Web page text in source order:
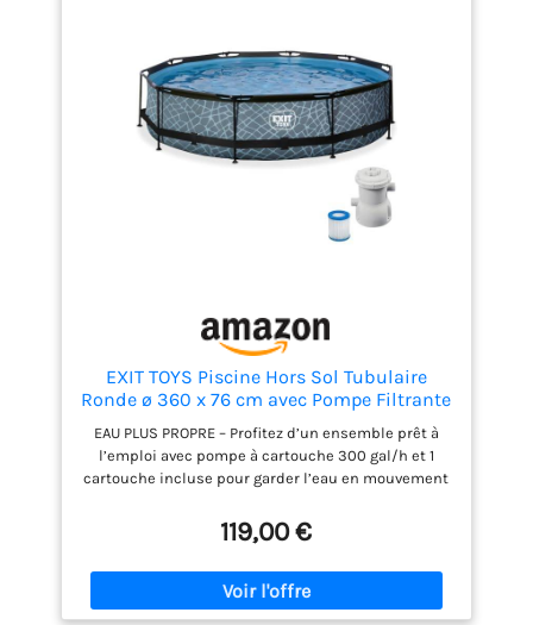
EXIT TOYS Piscine Hors Sol Tubulaire
Ronde ø 360 x 76 cm avec Pompe Filtrante
– pour Enfants – Structure Stable –
Certifiée TÜV CE en 16582 – Stone Pool –
Gris
EAU PLUS PROPRE – Profitez d’un ensemble prêt à
l’emploi avec pompe à cartouche 300 gal/h et 1
cartouche incluse pour garder l’eau en mouvement
BIEN EN PLACE – La structure en acier thermolaqué
et les pieds solides assurent une excellente
stabilité dans le jardin et sont conçus pour
accompagner plusieurs saisons de baignade.
FORMAT FAMILIAL – Avec un diamètre de 360 cm, une
119,00 €